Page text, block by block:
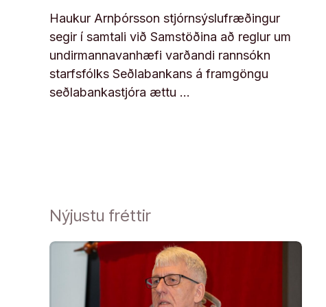
Haukur Arnþórsson stjórnsýslufræðingur
segir í samtali við Samstöðina að reglur um
undirmannavanhæfi varðandi rannsókn
starfsfólks Seðlabankans á framgöngu
seðlabankastjóra ættu …
Nýjustu fréttir